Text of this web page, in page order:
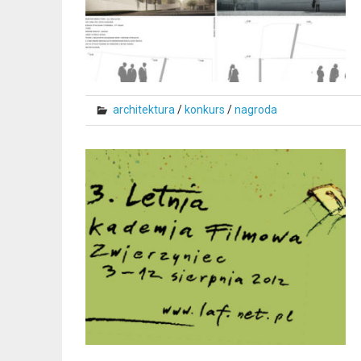
architektura / konkurs /nagroda